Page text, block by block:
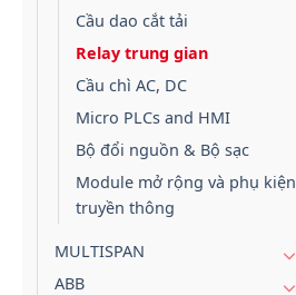
Cầu dao cắt tải
Relay trung gian
Cầu chì AC, DC
Micro PLCs and HMI
Bộ đổi nguồn & Bộ sạc
Module mở rộng và phụ kiện
truyền thông
MULTISPAN
ABB